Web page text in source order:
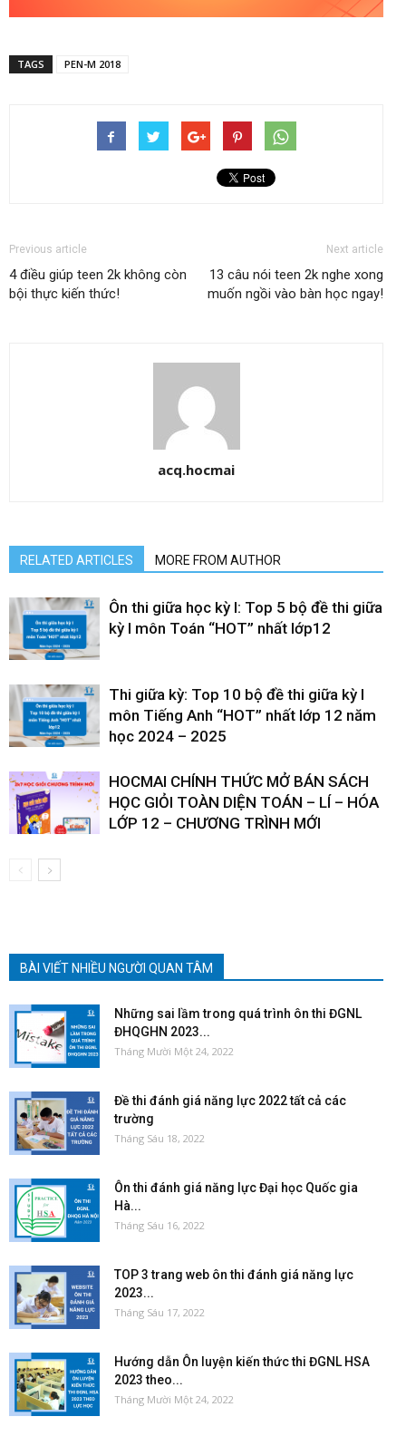
TAGS PEN-M 2018
Previous article
4 điều giúp teen 2k không còn
bội thực kiến thức!
Next article
13 câu nói teen 2k nghe xong
muốn ngồi vào bàn học ngay!
acq.hocmai
RELATED ARTICLES MORE FROM AUTHOR
Ôn thi giữa học kỳ I: Top 5 bộ đề thi giữa
kỳ I môn Toán “HOT” nhất lớp12
Thi giữa kỳ: Top 10 bộ đề thi giữa kỳ I
môn Tiếng Anh “HOT” nhất lớp 12 năm
học 2024 – 2025
HOCMAI CHÍNH THỨC MỞ BÁN SÁCH
HỌC GIỎI TOÀN DIỆN TOÁN – LÍ – HÓA
LỚP 12 – CHƯƠNG TRÌNH MỚI
BÀI VIẾT NHIỀU NGƯỜI QUAN TÂM
Những sai lầm trong quá trình ôn thi ĐGNL
ĐHQGHN 2023...
Tháng Mười Một 24, 2022
Đề thi đánh giá năng lực 2022 tất cả các
trường
Tháng Sáu 18, 2022
Ôn thi đánh giá năng lực Đại học Quốc gia
Hà...
Tháng Sáu 16, 2022
TOP 3 trang web ôn thi đánh giá năng lực
2023...
Tháng Sáu 17, 2022
Hướng dẫn Ôn luyện kiến thức thi ĐGNL HSA
2023 theo...
Tháng Mười Một 24, 2022